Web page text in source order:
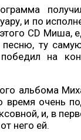
и по
CD Миша,
песню, ту
на
альбома
время очень
и, в
него ей.